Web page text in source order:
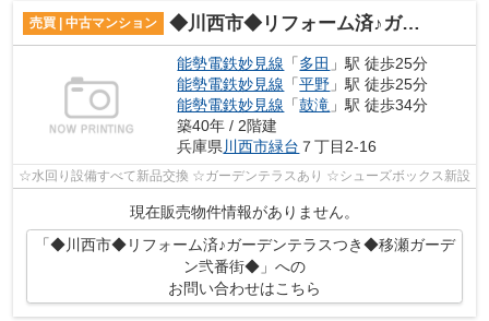
売買 | 中古マンション ◆川西市◆リフォーム済♪ガーデンテラスつき◆移瀬ガーデン弐番街◆
能勢電鉄妙見線 「多田 」駅 徒歩25分
能勢電鉄妙見線 「平野 」駅 徒歩25分
能勢電鉄妙見線 「鼓滝 」駅 徒歩34分
築40年 / 2階建
兵庫県 川西市緑台 ７丁目2-16
☆水回り設備すべて新品交換 ☆ガーデンテラスあり ☆シューズボックス新設
現在販売物件情報がありません。
「◆川西市◆リフォーム済♪ガーデンテラスつき◆移瀬ガーデ
ン弐番街◆」への
お問い合わせはこちら